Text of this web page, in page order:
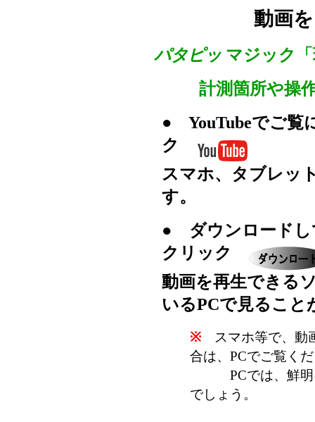
動画
パタピッ マジック
計測箇所や操
● YouTubeでご覧
ク
スマホ、タブレッ
す。
● ダウンロードし
クリック
動画を再生できる
いるPCで見ること
※ スマホ等で、動
合は、PCでご覧く
PCでは、鮮明に
でしょう。